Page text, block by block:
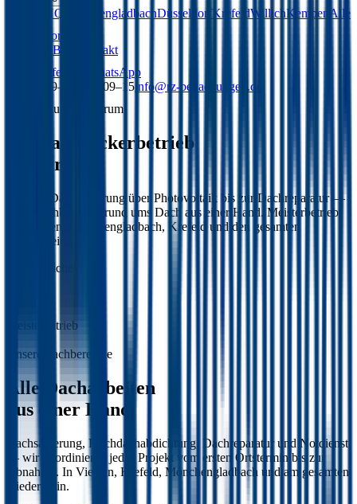
HQ MönchengladbachDüsseldorfKrefeldWillichKempen Alle
15 Standorte
Blog
Kontakt
Anrufen
WhatsApp
Mo–Fr 09–19 · Sa 09–15 info@rz-bedachungen.de
Leistungsspektrum
Ihr Dachdeckerbetrieb
in Viersen.
Von der Dachsanierung über Photovoltaik bis zur Dachreparatur —
neun Fachbereiche rund ums Dach aus einer Hand. Meisterbetrieb
für Viersen, Mönchengladbach, Krefeld und den gesamten
Niederrhein.
Fachbereiche
Meisterbetrieb
Unsere Fachbereiche
Alle Dacharbeiten
aus einer Hand.
Dachsanierung, Flachdachabdichtung, Dachreparatur und Notdienst
— wir koordinieren jedes Projekt vom ersten Ortstermin bis zur
Abnahme. In Viersen, Krefeld, Mönchengladbach und am gesamten
Niederrhein.